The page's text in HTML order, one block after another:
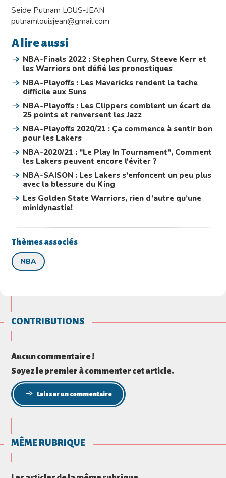
Seide Putnam LOUS-JEAN
putnamlouisjean@gmail.com
A lire aussi
NBA-Finals 2022 : Stephen Curry, Steeve Kerr et
les Warriors ont défié les pronostiques
NBA-Playoffs : Les Mavericks rendent la tache
difficile aux Suns
NBA-Playoffs : Les Clippers comblent un écart de
25 points et renversent les Jazz
NBA-Playoffs 2020/21 : Ça commence à sentir bon
pour les Lakers
NBA-2020/21 : "Le Play In Tournament", Comment
les Lakers peuvent encore l'éviter ?
NBA-SAISON : Les Lakers s'enfoncent un peu plus
avec la blessure du King
Les Golden State Warriors, rien d’autre qu’une
minidynastie!
Thèmes associés
NBA
CONTRIBUTIONS
Aucun commentaire !
Soyez le premier à commenter cet article.
Laisser un commentaire
MÊME RUBRIQUE